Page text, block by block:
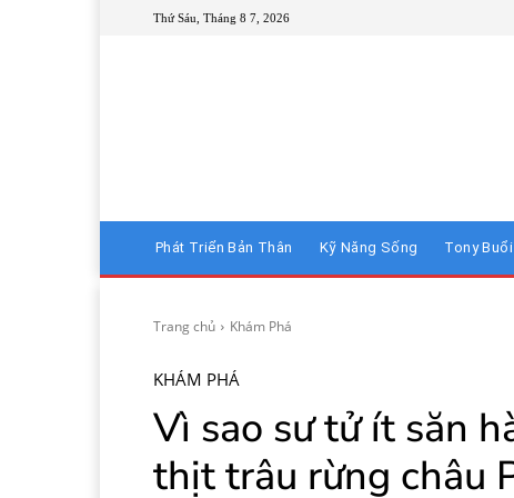
Thứ Sáu, Tháng 8 7, 2026
Phát Triển Bản Thân Kỹ Năng Sống Tony
Trang chủ Khám Phá
KHÁM PHÁ
Vì sao sư tử ít săn
thịt trâu rừng châu